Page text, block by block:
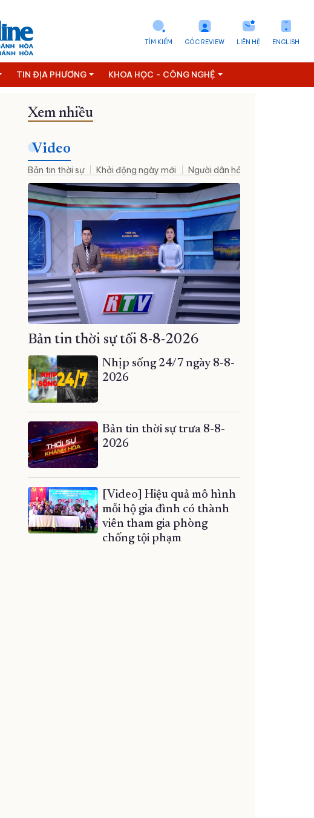
ENGLISH
LIÊN HỆ
GÓC REVIEW
TÌM KIẾM
TIN ĐỊA PHƯƠNG KHOA HỌC - CÔNG NGHỆ
Xem nhiều
Video
Bản tin thời sự Khởi động ngày mới Người dân hỏi – Cơ quan nhà
Bản tin thời sự tối 8-8-2026
Nhịp sống 24/7 ngày 8-8-
2026
Bản tin thời sự trưa 8-8-
2026
[Video] Hiệu quả mô hình
mỗi hộ gia đình có thành
viên tham gia phòng
chống tội phạm